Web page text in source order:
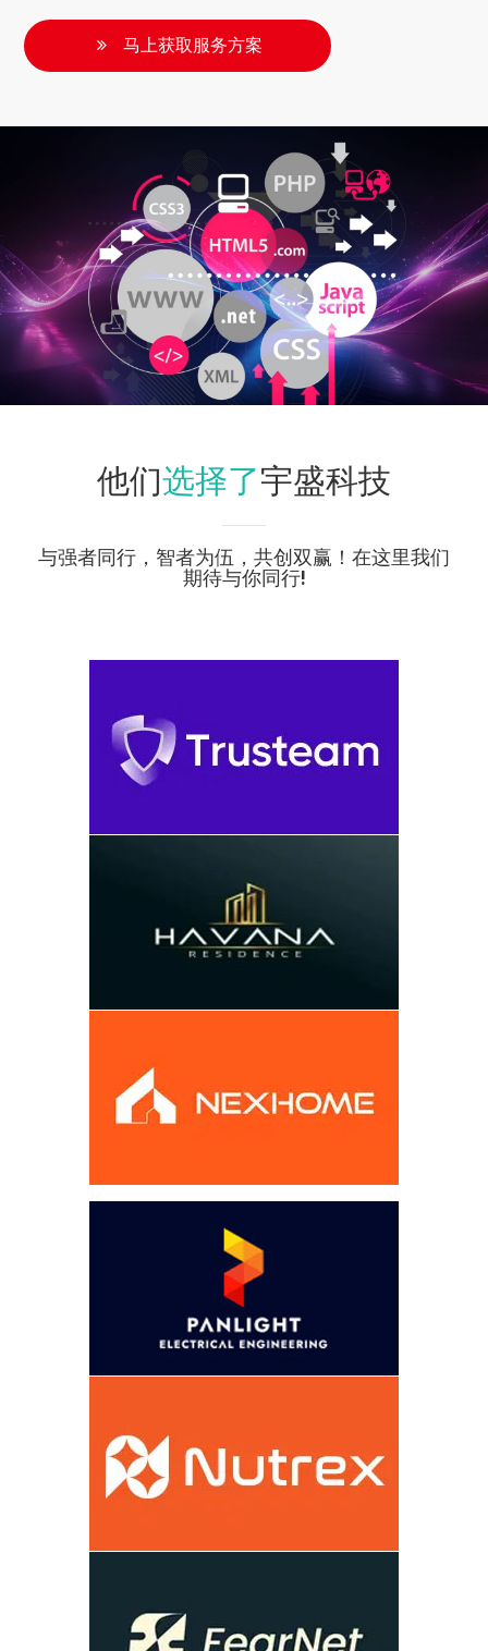
马上获取服务方案
他们选择了宇盛科技
与强者同行，智者为伍，共创双赢！在这里我们
期待与你同行!